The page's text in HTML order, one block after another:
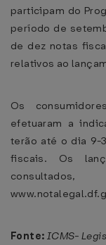
participam do
período de
de dez notas
relativos ao
Os
efetuaram a
terão até o dia 9-
fiscais. Os
Fonte: ICMS-